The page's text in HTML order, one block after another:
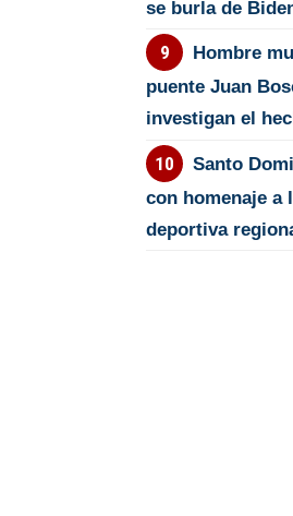
se burla de
Hombre
puente Juan
investigan el
Santo
con homenaje a
deportiva